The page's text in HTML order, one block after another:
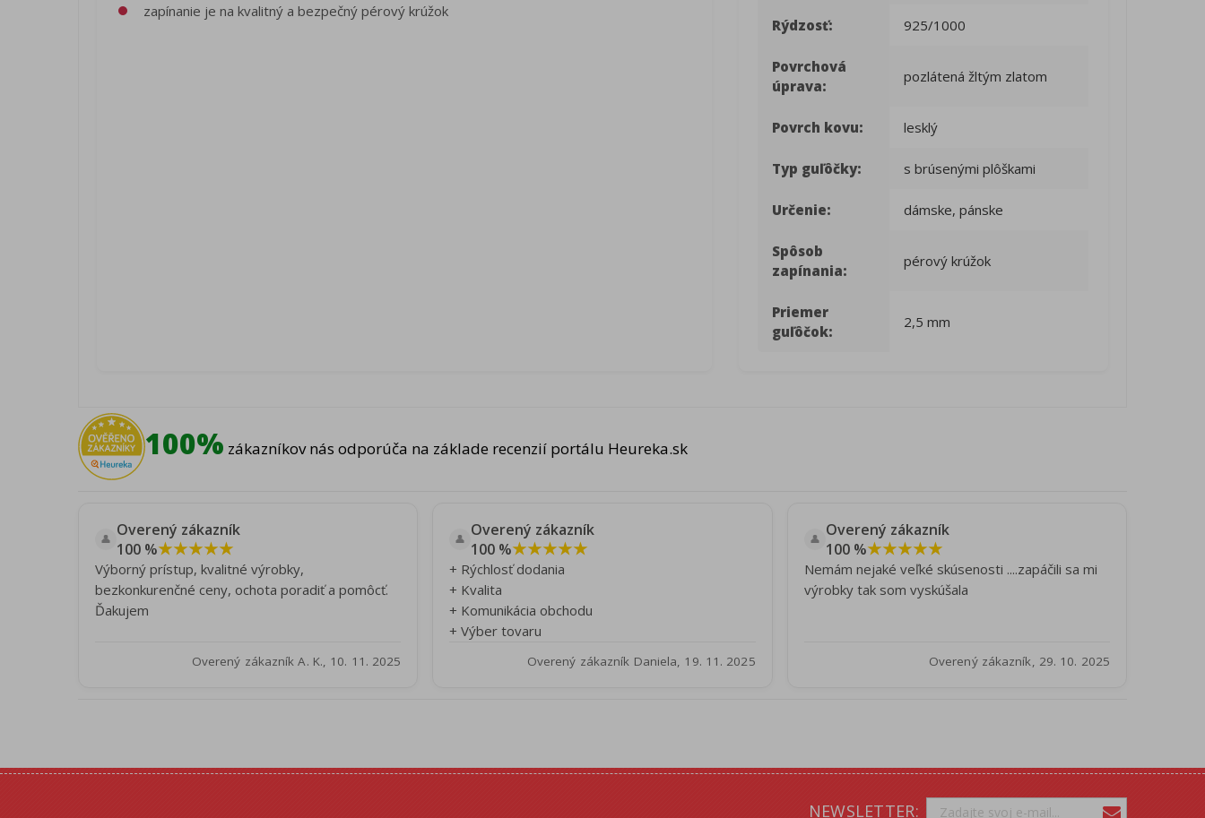
zapínanie je na kvalitný a bezpečný pérový krúžok
Rýdzosť: 925/1000
Povrchová
úprava:
pozlátená žltým zlatom
Povrch kovu: lesklý
Typ guľôčky: s brúsenými plôškami
Určenie: dámske, pánske
Spôsob
zapínania:
pérový krúžok
Priemer
guľôčok:
2,5 mm
100% zákazníkov nás odporúča na základe recenzií portálu Heureka.sk
👤 Overený zákazník
100 %★★★★★
Výborný prístup, kvalitné výrobky,
bezkonkurenčné ceny, ochota poradiť a pomôcť.
Ďakujem
Overený zákazník A. K., 10. 11. 2025
👤 Overený zákazník
100 %★★★★★
+ Rýchlosť dodania
+ Kvalita
+ Komunikácia obchodu
+ Výber tovaru
Overený zákazník Daniela, 19. 11. 2025
👤 Overený zákazník
100 %★★★★★
Nemám nejaké veľké skúsenosti ....zapáčili sa mi
výrobky tak som vyskúšala
Overený zákazník, 29. 10. 2025
NEWSLETTER: